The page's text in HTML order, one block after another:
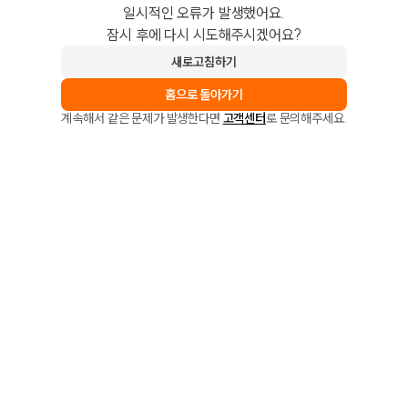
일시적인 오류가 발생했어요.
잠시 후에 다시 시도해주시겠어요?
새로고침하기
홈으로 돌아가기
계속해서 같은 문제가 발생한다면 고객센터로 문의해주세요.